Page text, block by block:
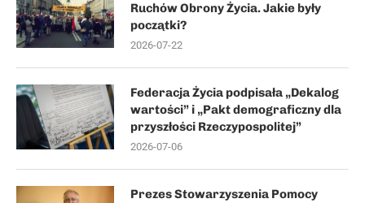
Ruchów Obrony Życia. Jakie były
początki?
2026-07-22
Federacja Życia podpisała „Dekalog
wartości” i „Pakt demograficzny dla
przyszłości Rzeczypospolitej”
2026-07-06
Prezes Stowarzyszenia Pomocy